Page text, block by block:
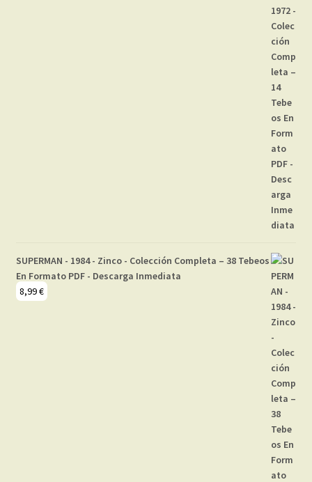
SUPERMAN - 1984 - Zinco - Colección Completa – 38 Tebeos
En Formato PDF - Descarga Inmediata
8,99€